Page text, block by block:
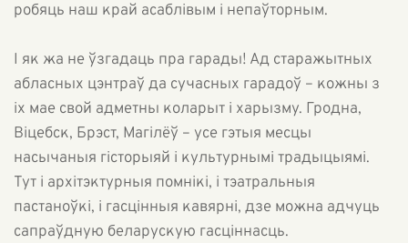
робяць наш край асаблівым і непаўторным.
І як жа не ўзгадаць пра гарады! Ад старажытных
абласных цэнтраў да сучасных гарадоў – кожны з
іх мае свой адметны коларыт і харызму. Гродна,
Віцебск, Брэст, Магілёў – усе гэтыя месцы
насычаныя гісторыяй і культурнымі традыцыямі.
Тут і архітэктурныя помнікі, і тэатральныя
пастаноўкі, і гасцінныя кавярні, дзе можна адчуць
сапраўдную беларускую гасціннасць.